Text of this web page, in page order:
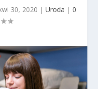
30, 2020 | Uroda | 0